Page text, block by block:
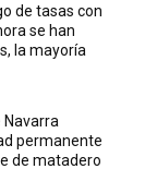
de tasas con
se han
la mayoría
Navarra
permanente
de matadero